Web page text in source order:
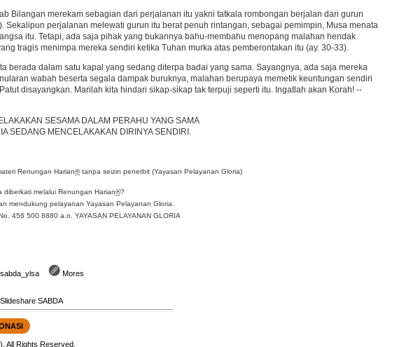
Bilangan merekam sebagian dari perjalanan itu yakni tatkala rombongan berjalan dari gurun
Sekalipun perjalanan melewati gurun itu berat penuh rintangan, sebagai pemimpin, Musa menata
itu. Tetapi, ada saja pihak yang bukannya bahu-membahu menopang malahan hendak
tragis menimpa mereka sendiri ketika Tuhan murka atas pemberontakan itu (ay. 30-33).
berada dalam satu kapal yang sedang diterpa badai yang sama. Sayangnya, ada saja mereka
wabah beserta segala dampak buruknya, malahan berupaya memetik keuntungan sendiri
disayangkan. Marilah kita hindari sikap-sikap tak terpuji seperti itu. Ingatlah akan Korah! --
SESAMA DALAM PERAHU YANG SAMA
SEDANG MENCELAKAKAN DIRINYA SENDIRI.
Renungan Harian®tanpa seizin penerbit (Yayasan Pelayanan Gloria)
diberkati melalui Renungan Harian®?
mendukung pelayanan Yayasan Pelayanan Gloria.
456 500 8880 a.n. YAYASAN PELAYANAN GLORIA
sabda_ylsa Mores
Slideshare SABDA
All Rights Reserved.